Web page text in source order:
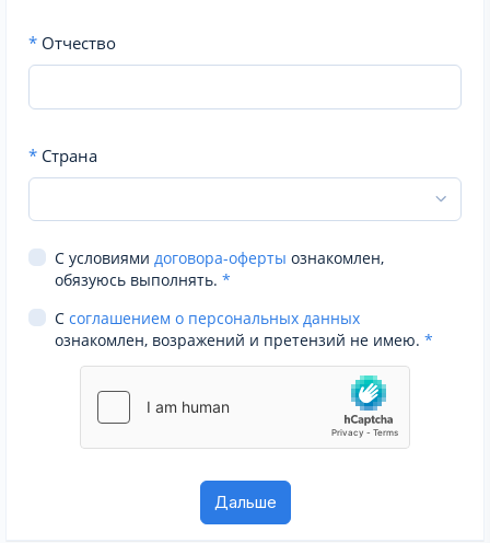
* Отчество
* Страна
С условиями договора-оферты ознакомлен,
обязуюсь выполнять. *
С соглашением о персональных данных
ознакомлен, возражений и претензий не имею. *